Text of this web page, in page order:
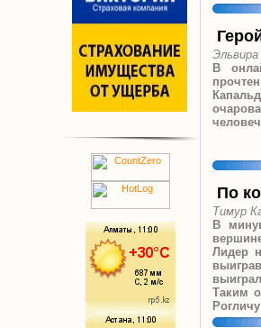
В
По
Тимур
В
Лидер
Таким